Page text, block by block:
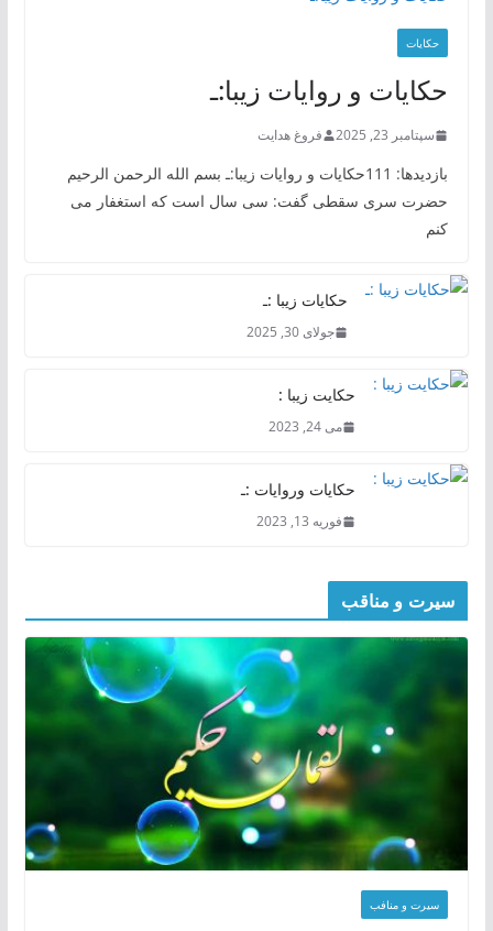
حکایات
حکایات و روایات زیبا:ـ
سپتامبر 23, 2025 فروغ هدایت
بازدیدها: 111حکایات و روایات زیبا:ـ بسم الله الرحمن الرحیم
حضرت سری سقطی گفت: سی سال است که استغفار می
کنم
حکایات زیبا :ـ
جولای 30, 2025
حکایت زیبا :
می 24, 2023
حکایات وروایات :ـ
فوریه 13, 2023
سیرت و مناقب
سیرت و منافب